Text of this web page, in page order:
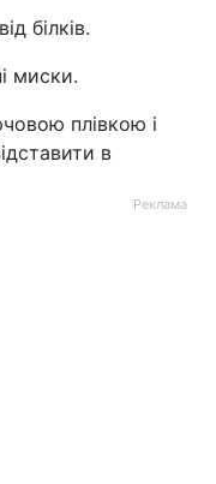
білків.
миски.
плівкою і
в
Реклама